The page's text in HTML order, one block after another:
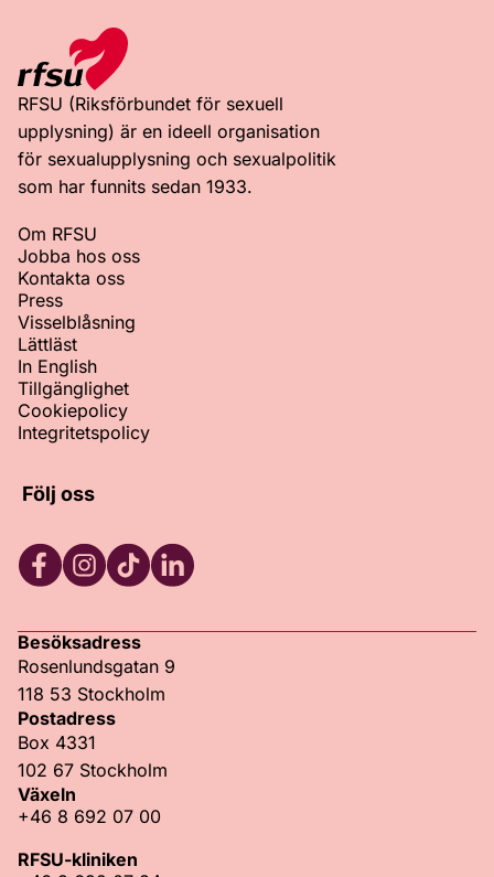
RFSU (Riksförbundet för sexuell
upplysning) är en ideell organisation
för sexualupplysning och sexualpolitik
som har funnits sedan 1933.
Om RFSU
Jobba hos oss
Kontakta oss
Press
Visselblåsning
Lättläst
In English
Tillgänglighet
Cookiepolicy
Integritetspolicy
Följ oss
Besöksadress
Rosenlundsgatan 9
118 53 Stockholm
Postadress
Box 4331
102 67 Stockholm
Växeln
+46 8 692 07 00
RFSU-kliniken